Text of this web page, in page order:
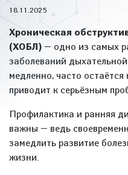
18.11.2025
Хроническая
(ХОБЛ) — одно из самых
заболеваний
медленно, часто
приводит к серьёзным
Профилактика и ранняя
важны — ведь
замедлить развитие
жизни.